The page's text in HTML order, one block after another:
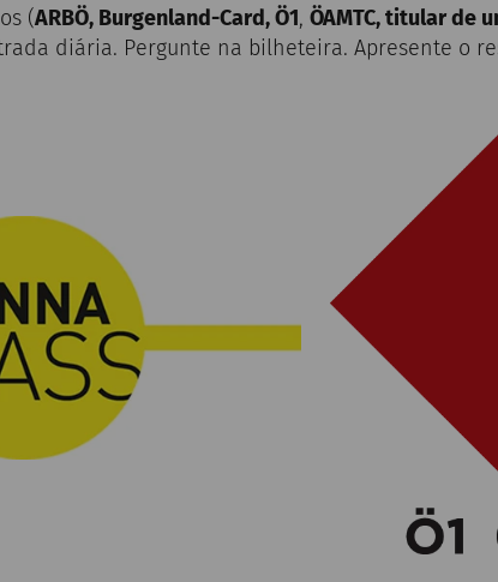
(ARBÖ, Burgenland-Card, Ö1, ÖAMTC, titular de
diária. Pergunte na bilheteira. Apresente o